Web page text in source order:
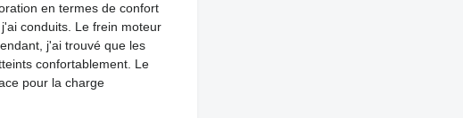
en termes de confort
conduits. Le frein moteur
j'ai trouvé que les
confortablement. Le
pour la charge